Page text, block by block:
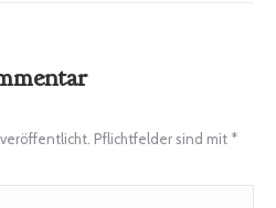
Pflichtfelder sind mit *